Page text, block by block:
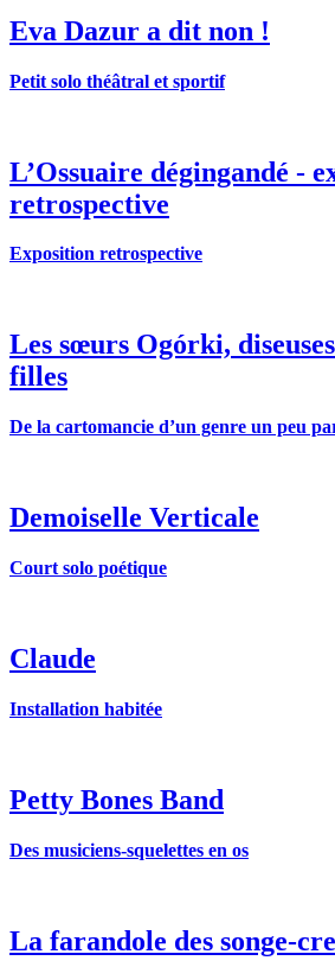
Eva Dazur a dit non !
Petit solo théâtral et sportif
L’Ossuaire dégingandé -
retrospective
Exposition retrospective
Les sœurs Ogórki,
filles
De la cartomancie d’un genre un peu
Demoiselle Verticale
Court solo poétique
Claude
Installation habitée
Petty Bones Band
Des musiciens-squelettes en os
La farandole des songe-